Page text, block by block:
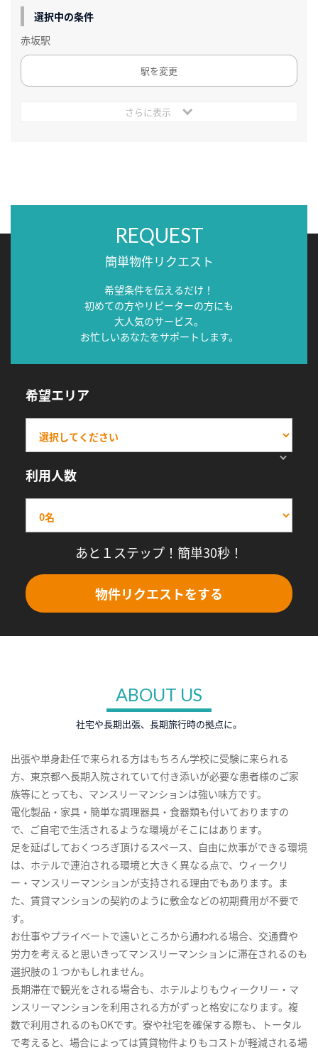
選択中の条件
赤坂駅
駅を変更
さらに表示
REQUEST
簡単物件リクエスト
希望条件を伝えるだけ！
初めての方やリピーターの方にも
大人気のサービス。
お忙しいあなたをサポートします。
希望エリア
利用人数
あと１ステップ！簡単30秒！
物件リクエストをする
ABOUT US
社宅や長期出張、長期旅行時の拠点に。
出張や単身赴任で来られる方はもちろん学校に受験に来られる
方、東京都へ長期入院されていて付き添いが必要な患者様のご家
族等にとっても、マンスリーマンションは強い味方です。
電化製品・家具・簡単な調理器具・食器類も付いておりますの
で、ご自宅で生活されるような環境がそこにはあります。
足を延ばしておくつろぎ頂けるスペース、自由に炊事ができる環境
は、ホテルで連泊される環境と大きく異なる点で、ウィークリ
ー・マンスリーマンションが支持される理由でもあります。ま
た、賃貸マンションの契約のように敷金などの初期費用が不要で
す。
お仕事やプライベートで遠いところから通われる場合、交通費や
労力を考えると思いきってマンスリーマンションに滞在されるのも
選択肢の１つかもしれません。
長期滞在で観光をされる場合も、ホテルよりもウィークリー・マ
ンスリーマンションを利用される方がずっと格安になります。複
数で利用されるのもOKです。寮や社宅を確保する際も、トータル
で考えると、場合によっては賃貸物件よりもコストが軽減される場